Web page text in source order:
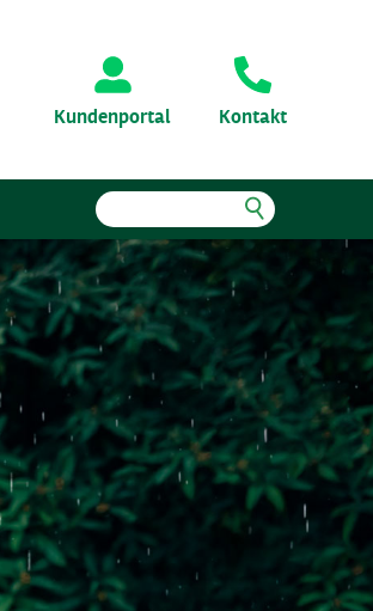
Kundenportal Kontakt